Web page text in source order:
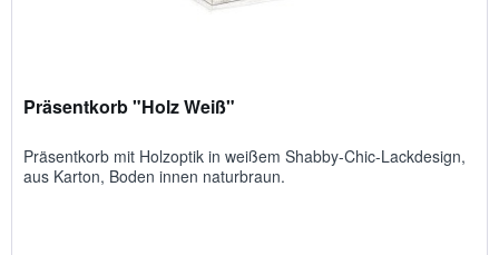
Präsentkorb "Holz Weiß"
Präsentkorb mit Holz­optik in weißem Shabby-Chic-Lack­design,
aus Karton, Boden innen natur­braun.